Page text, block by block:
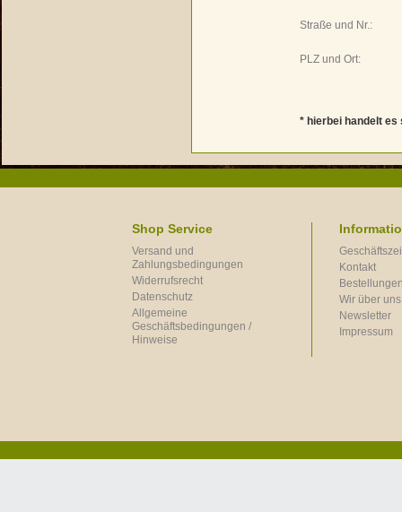
Straße und Nr.:
PLZ und Ort:
* hierbei handelt
Shop Service
Versand und
Zahlungsbedingungen
Widerrufsrecht
Datenschutz
Allgemeine
Geschäftsbedingungen /
Hinweise
Kontakt
Wir über uns
Newsletter
Impressum